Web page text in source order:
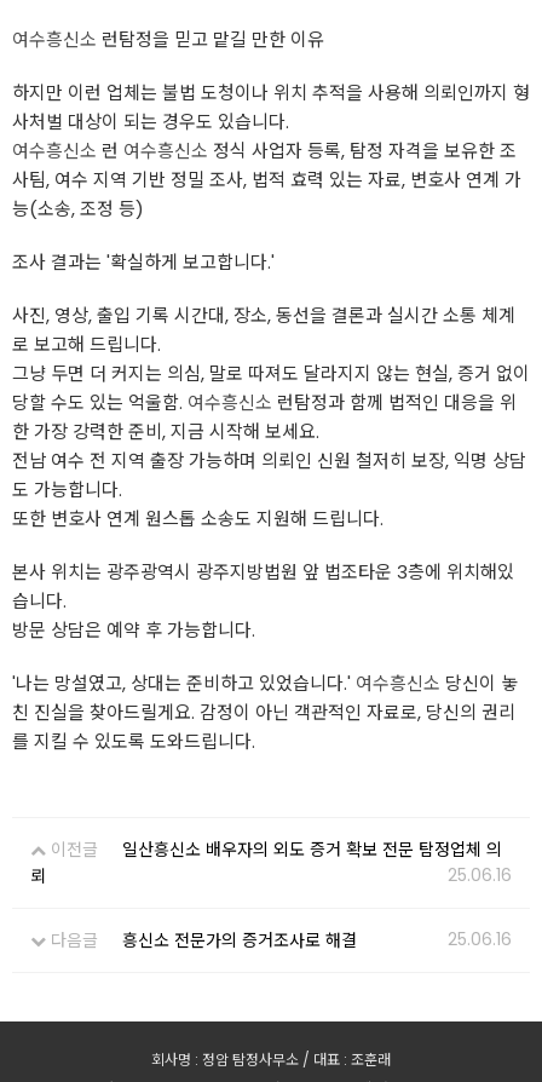
여수흥신소 런탐정을 믿고 맡길 만한 이유
하지만 이런 업체는 불법 도청이나 위치 추적을 사용해 의뢰인까지 형
사처벌 대상이 되는 경우도 있습니다.
여수흥신소 런 여수흥신소 정식 사업자 등록, 탐정 자격을 보유한 조
사팀, 여수 지역 기반 정밀 조사, 법적 효력 있는 자료, 변호사 연계 가
능(소송, 조정 등)
조사 결과는 '확실하게 보고합니다.'
사진, 영상, 출입 기록 시간대, 장소, 동선을 결론과 실시간 소통 체계
로 보고해 드립니다.
그냥 두면 더 커지는 의심, 말로 따져도 달라지지 않는 현실, 증거 없이
당할 수도 있는 억울함. 여수흥신소 런탐정과 함께 법적인 대응을 위
한 가장 강력한 준비, 지금 시작해 보세요.
전남 여수 전 지역 출장 가능하며 의뢰인 신원 철저히 보장, 익명 상담
도 가능합니다.
또한 변호사 연계 원스톱 소송도 지원해 드립니다.
본사 위치는 광주광역시 광주지방법원 앞 법조타운 3층에 위치해있
습니다.
방문 상담은 예약 후 가능합니다.
'나는 망설였고, 상대는 준비하고 있었습니다.' 여수흥신소 당신이 놓
친 진실을 찾아드릴게요. 감정이 아닌 객관적인 자료로, 당신의 권리
를 지킬 수 있도록 도와드립니다.
이전글
일산흥신소 배우자의 외도 증거 확보 전문 탐정업체 의
뢰
25.06.16
다음글 흥신소 전문가의 증거조사로 해결 25.06.16
회사명 : 정암 탐정사무소 / 대표 : 조훈래